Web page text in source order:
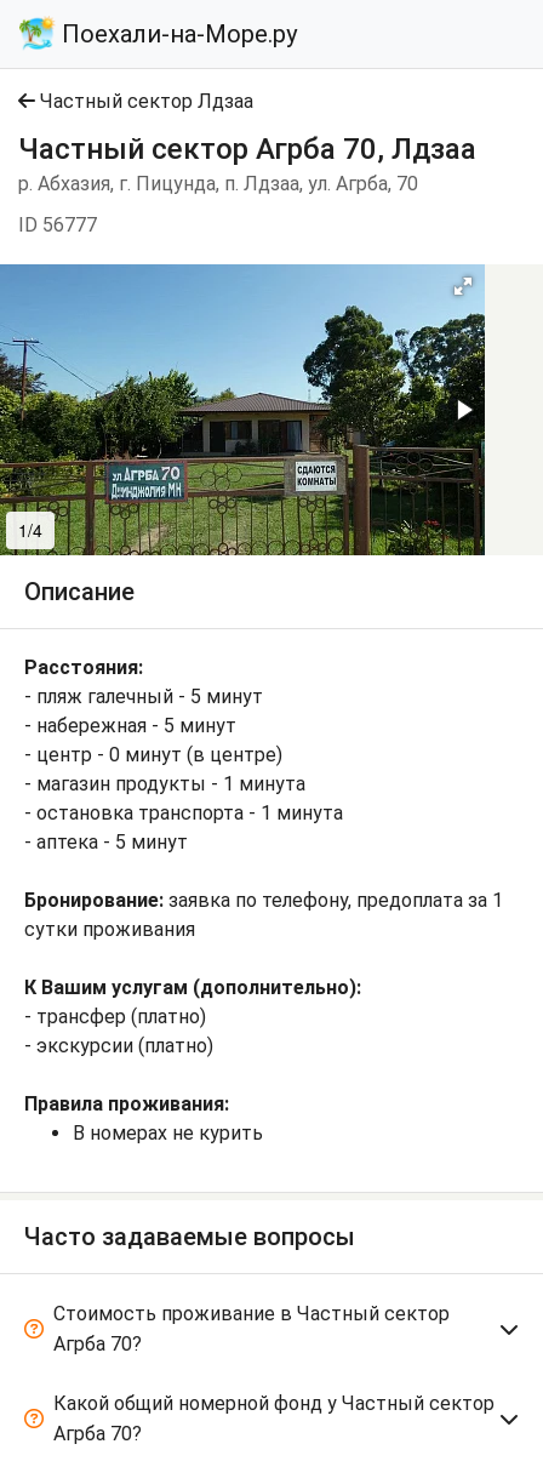
Поехали-на-Море.ру
Частный сектор Лдзаа
Частный сектор Агрба 70, Лдзаа
р. Абхазия, г. Пицунда, п. Лдзаа, ул. Агрба, 70
ID 56777
1/4
Описание
Расстояния:
- пляж галечный - 5 минут
- набережная - 5 минут
- центр - 0 минут (в центре)
- магазин продукты - 1 минута
- остановка транспорта - 1 минута
- аптека - 5 минут
Бронирование: заявка по телефону, предоплата за 1
сутки проживания
К Вашим услугам (дополнительно):
- трансфер (платно)
- экскурсии (платно)
Правила проживания:
В номерах не курить
Часто задаваемые вопросы
Стоимость проживание в Частный сектор
Агрба 70?
Какой общий номерной фонд у Частный сектор
Агрба 70?